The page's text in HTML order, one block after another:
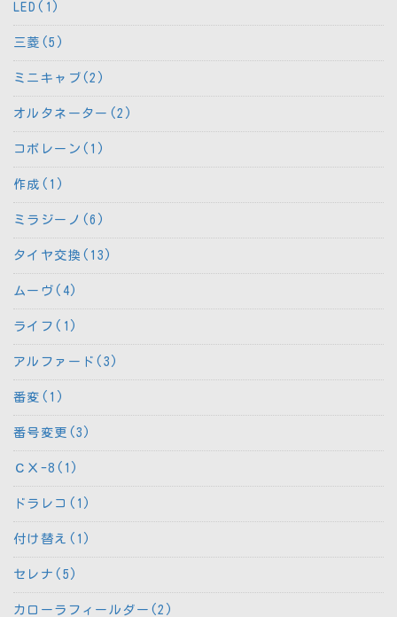
LED(1)
三菱(5)
ミニキャブ(2)
オルタネーター(2)
コボレーン(1)
作成(1)
ミラジーノ(6)
タイヤ交換(13)
ムーヴ(4)
ライフ(1)
アルファード(3)
番変(1)
番号変更(3)
ＣＸ-8(1)
ドラレコ(1)
付け替え(1)
セレナ(5)
カローラフィールダー(2)